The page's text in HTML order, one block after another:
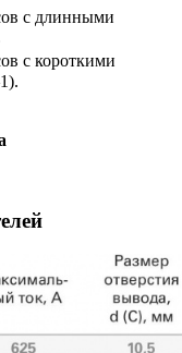
с длинными
с короткими